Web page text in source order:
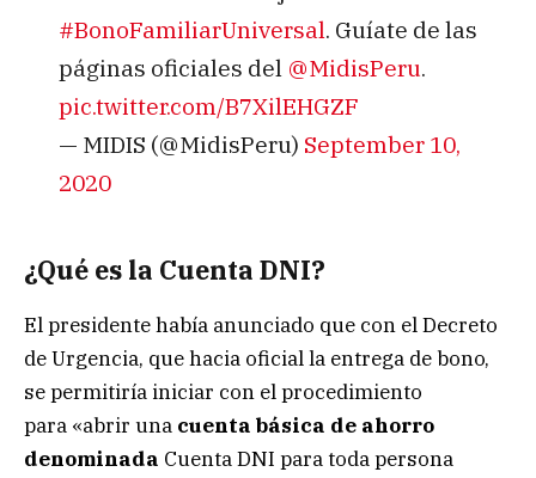
#BonoFamiliarUniversal. Guíate de las
páginas oficiales del @MidisPeru.
pic.twitter.com/B7XilEHGZF
— MIDIS (@MidisPeru) September 10,
2020
¿Qué es la Cuenta DNI?
El presidente había anunciado que con el Decreto
de Urgencia, que hacia oficial la entrega de bono,
se permitiría iniciar con el procedimiento
para «abrir una cuenta básica de ahorro
denominada Cuenta DNI para toda persona